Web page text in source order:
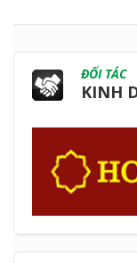
ĐỐI TÁC
KINH